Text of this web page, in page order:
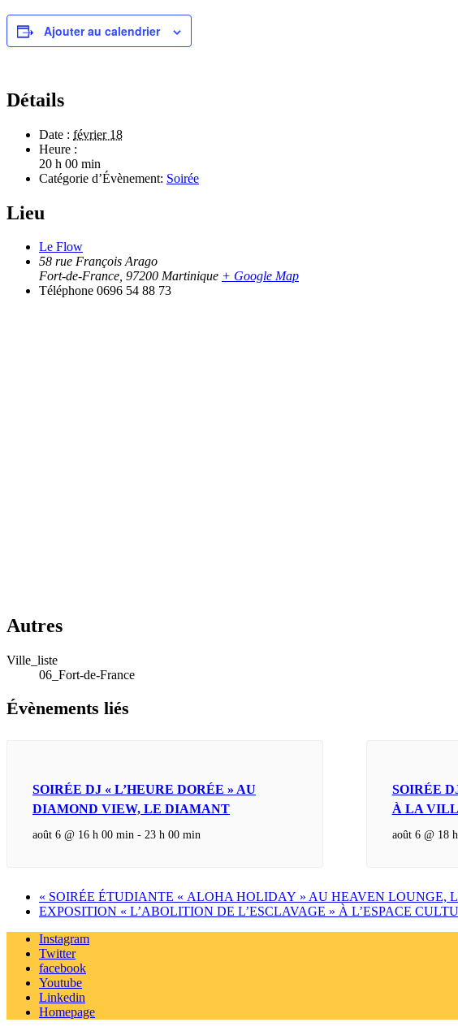
Ajouter au calendrier
Détails
Date : février 18
Heure :
20 h 00 min
Catégorie d’Évènement: Soirée
Lieu
Le Flow
58 rue François Arago
Fort-de-France, 97200 Martinique + Google Map
Téléphone 0696 54 88 73
Autres
Ville_liste
06_Fort-de-France
Évènements liés
SOIRÉE DJ « L’HEURE DORÉE » AU
DIAMOND VIEW, LE DIAMANT
août 6 @ 16 h 00 min - 23 h 00 min
SOIRÉE
À LA
août 6 @ 18
« SOIRÉE ÉTUDIANTE « ALOHA HOLIDAY » AU HEAVEN LOUNGE,
EXPOSITION « L’ABOLITION DE L’ESCLAVAGE » À L’ESPACE
Instagram
Twitter
facebook
Youtube
Linkedin
Homepage